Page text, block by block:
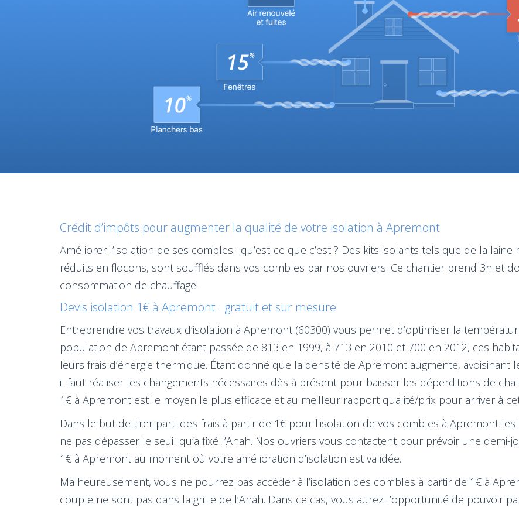
Crédit d’impôts pour augmenter la qualité de votre isolation à Apremont
Améliorer l’isolation de ses combles : qu’est-ce que c’est ? Des kits isolants tels que de la
réduits en flocons, sont soufflés dans vos combles par nos ouvriers. Ce chantier prend 3h et
consommation de chauffage.
Devis isolation 1€ à Apremont : gratuit et sur mesure
Entreprendre vos travaux d’isolation à Apremont (60300) vous permet d’optimiser la
population de Apremont étant passée de 813 en 1999, à 713 en 2010 et 700 en 2012, ces
leurs frais d’énergie thermique. Étant donné que la densité de Apremont augmente, avoisinant
il faut réaliser les changements nécessaires dès à présent pour baisser les déperditions de
1€ à Apremont est le moyen le plus efficace et au meilleur rapport qualité/prix pour arriver à
Dans le but de tirer parti des frais à partir de 1€ pour l'isolation de vos combles à Apremont
ne pas dépasser le seuil qu’a fixé l’Anah. Nos ouvriers vous contactent pour prévoir une
1€ à Apremont au moment où votre amélioration d’isolation est validée.
Malheureusement, vous ne pourrez pas accéder à l’isolation des combles à partir de 1€ à
couple ne sont pas dans la grille de l’Anah. Dans ce cas, vous aurez l’opportunité de pouvoir